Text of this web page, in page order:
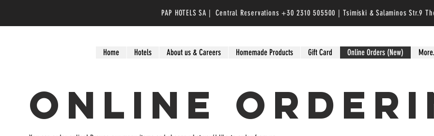
PAP HOTELS SA | Central Reservations +30 2310 505500 | Tsimiski & Salaminos Str.9
Home Hotels About us & Careers Homemade Products Gift Card Online Orders (New)
Online